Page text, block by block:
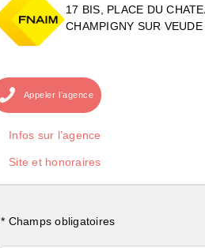
17 BIS, PLACE DU
CHAMPIGNY SUR VEUDE
Appeler l’agence
Infos sur l’agence
Site et honoraires
* Champs obligatoires